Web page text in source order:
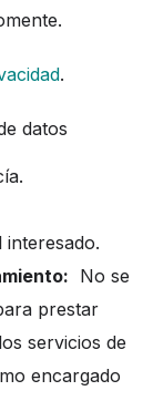
.
datos
No se
prestar
servicios de
encargado